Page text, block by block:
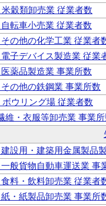
米穀類卸売業 従業者数
転車小売業 従業者数
その他の化学工業 従業者
電子デバイス製造業 従業
医薬品製造業 事業所数
その他の鉄鋼業 事業所数
ボウリング場 従業者数
維・衣服等卸売業 事業所
建設用・建築用金属製品
般貨物自動車運送業 事
料・飲料卸売業 従業者
・紙製品卸売業 事業所